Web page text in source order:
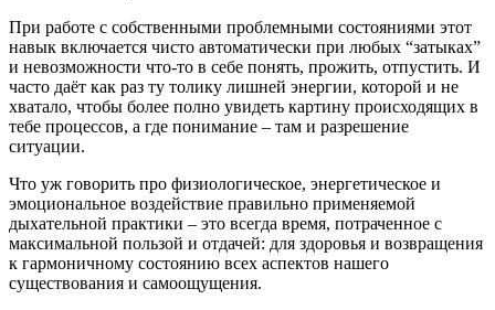
При работе с собственными проблемными состояниями этот
навык включается чисто автоматически при любых “затыках”
и невозможности что-то в себе понять, прожить, отпустить. И
часто даёт как раз ту толику лишней энергии, которой и не
хватало, чтобы более полно увидеть картину происходящих в
тебе процессов, а где понимание – там и разрешение
ситуации.
Что уж говорить про физиологическое, энергетическое и
эмоциональное воздействие правильно применяемой
дыхательной практики – это всегда время, потраченное с
максимальной пользой и отдачей: для здоровья и возвращения
к гармоничному состоянию всех аспектов нашего
существования и самоощущения.